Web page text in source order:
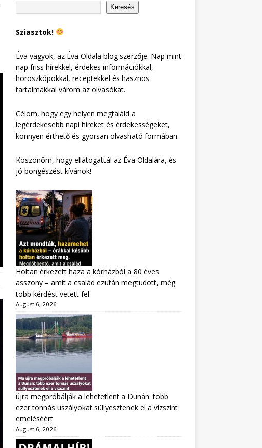
Keresés
Sziasztok!
Éva vagyok, az Éva Oldala blog szerzője. Nap mint
nap friss hírekkel, érdekes információkkal,
horoszkópokkal, receptekkel és hasznos
tartalmakkal várom az olvasókat.
Célom, hogy egy helyen megtaláld a
legérdekesebb napi híreket és érdekességeket,
könnyen érthető és gyorsan olvasható formában.
Köszönöm, hogy ellátogattál az Éva Oldalára, és
jó böngészést kívánok!
Holtan érkezett haza a kórházból a 80 éves
asszony – amit a család ezután megtudott, még
több kérdést vetett fel
August 6, 2026
újra megpróbálják a lehetetlent a Dunán: több
ezer tonnás uszályokat süllyesztenek el a vízszint
emeléséért
August 6, 2026